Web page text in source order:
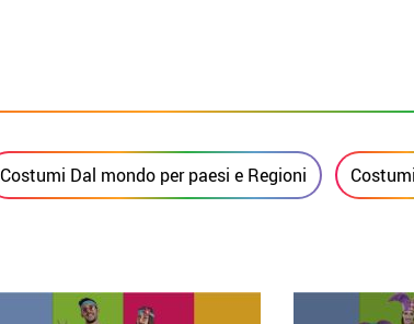
Costumi Dal mondo per paesi e Regioni